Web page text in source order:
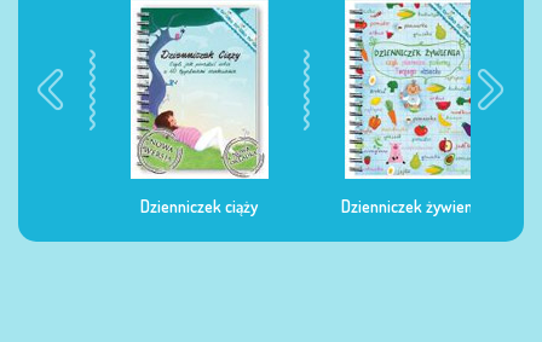
Dzienniczek ciąży Dzienniczek żywienia